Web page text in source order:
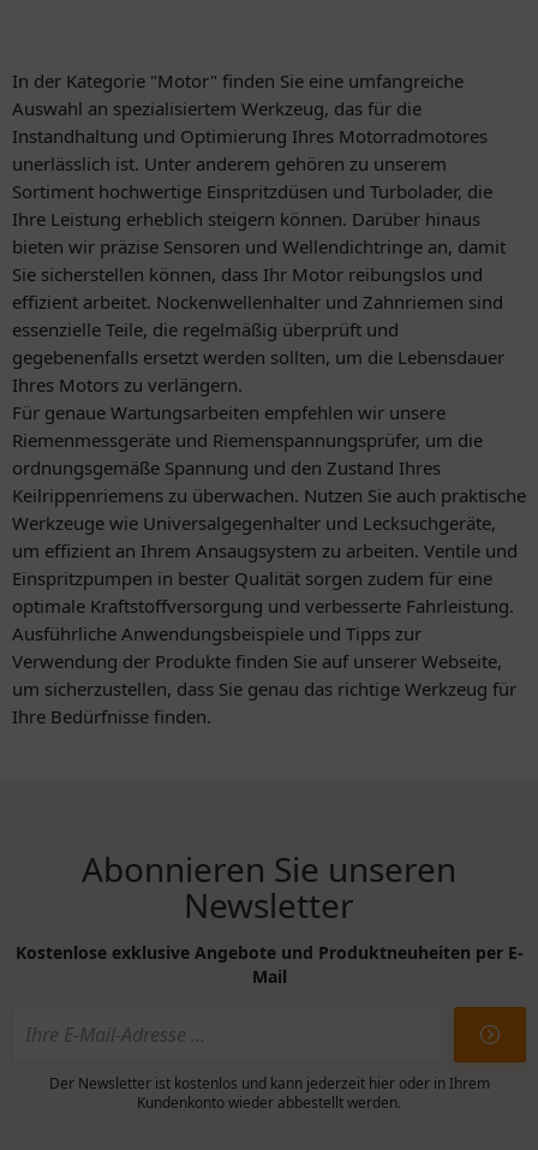
In der Kategorie "Motor" finden Sie eine umfangreiche
Auswahl an spezialisiertem Werkzeug, das für die
Instandhaltung und Optimierung Ihres Motorradmotores
unerlässlich ist. Unter anderem gehören zu unserem
Sortiment hochwertige Einspritzdüsen und Turbolader, die
Ihre Leistung erheblich steigern können. Darüber hinaus
bieten wir präzise Sensoren und Wellendichtringe an, damit
Sie sicherstellen können, dass Ihr Motor reibungslos und
effizient arbeitet. Nockenwellenhalter und Zahnriemen sind
essenzielle Teile, die regelmäßig überprüft und
gegebenenfalls ersetzt werden sollten, um die Lebensdauer
Ihres Motors zu verlängern.
Für genaue Wartungsarbeiten empfehlen wir unsere
Riemenmessgeräte und Riemenspannungsprüfer, um die
ordnungsgemäße Spannung und den Zustand Ihres
Keilrippenriemens zu überwachen. Nutzen Sie auch praktische
Werkzeuge wie Universalgegenhalter und Lecksuchgeräte,
um effizient an Ihrem Ansaugsystem zu arbeiten. Ventile und
Einspritzpumpen in bester Qualität sorgen zudem für eine
optimale Kraftstoffversorgung und verbesserte Fahrleistung.
Ausführliche Anwendungsbeispiele und Tipps zur
Verwendung der Produkte finden Sie auf unserer Webseite,
um sicherzustellen, dass Sie genau das richtige Werkzeug für
Ihre Bedürfnisse finden.
Abonnieren Sie unseren
Newsletter
Kostenlose exklusive Angebote und Produktneuheiten per E-
Mail
Der Newsletter ist kostenlos und kann jederzeit hier oder in Ihrem
Kundenkonto wieder abbestellt werden.